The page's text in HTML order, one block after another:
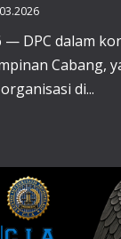
— DPC dalam
Cabang,
di...